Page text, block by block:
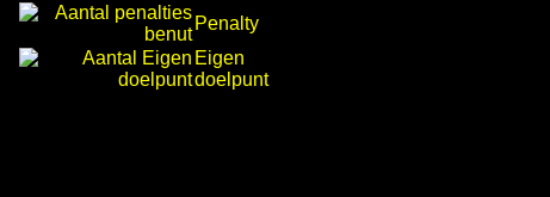
Penalty
Eigen
doelpunt